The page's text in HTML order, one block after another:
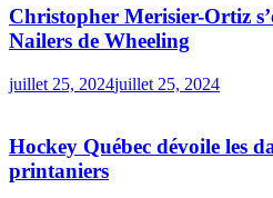
Christopher Merisier-Ortiz
Nailers de Wheeling
juillet 25, 2024juillet 25, 2024
Hockey Québec dévoile les
printaniers